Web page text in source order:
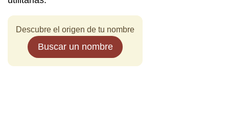
Descubre el origen de tu nombre
Buscar un nombre